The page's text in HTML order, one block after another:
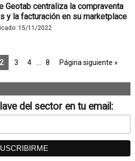
Geotab centraliza la compraventa
y la facturación en su marketplace
15/11/2022
2 3 4 8 Página siguiente »
del sector en tu email: